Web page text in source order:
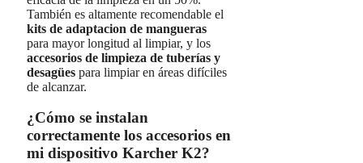
También es altamente recomendable el
kits de adaptacion de mangueras
para mayor longitud al limpiar, y los
accesorios de limpieza de tuberías y
desagües para limpiar en áreas difíciles
de alcanzar.
¿Cómo se instalan
correctamente los accesorios en
mi dispositivo Karcher K2?